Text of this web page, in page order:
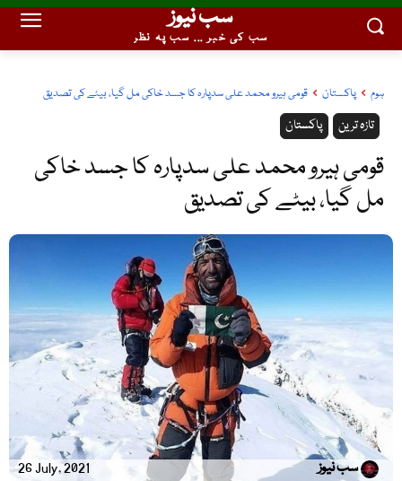
سب نیوز
سب کی خبر ... سب پہ نظر
ہوم پاکستان قومی ہیرو محمد علی سدپارہ کا جسد خاکی مل گیا، بیٹے کی تصدیق
پاکستان تازہ ترین
قومی ہیرو محمد علی سدپارہ کا جسد خاکی
مل گیا، بیٹے کی تصدیق
26 July, 2021 سب نیوز